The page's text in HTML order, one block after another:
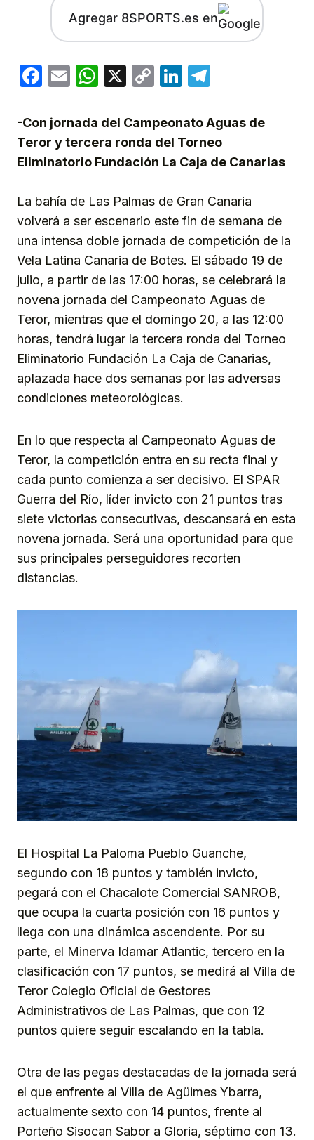
Agregar 8SPORTS.es en
Facebook
EmailWhatsApp
X
CopyLinkedIn
-Con jornada del Campeonato Aguas de
Teror y tercera ronda del Torneo
Eliminatorio Fundación La Caja de Canarias
La bahía de Las Palmas de Gran Canaria
volverá a ser escenario este fin de semana de
una intensa doble jornada de competición de la
Vela Latina Canaria de Botes. El sábado 19 de
julio, a partir de las 17:00 horas, se celebrará la
novena jornada del Campeonato Aguas de
Teror, mientras que el domingo 20, a las 12:00
horas, tendrá lugar la tercera ronda del Torneo
Eliminatorio Fundación La Caja de Canarias,
aplazada hace dos semanas por las adversas
condiciones meteorológicas.
En lo que respecta al Campeonato Aguas de
Teror, la competición entra en su recta final y
cada punto comienza a ser decisivo. El SPAR
Guerra del Río, líder invicto con 21 puntos tras
siete victorias consecutivas, descansará en esta
novena jornada. Será una oportunidad para que
sus principales perseguidores recorten
distancias.
El Hospital La Paloma Pueblo Guanche,
segundo con 18 puntos y también invicto,
pegará con el Chacalote Comercial SANROB,
que ocupa la cuarta posición con 16 puntos y
llega con una dinámica ascendente. Por su
parte, el Minerva Idamar Atlantic, tercero en la
clasificación con 17 puntos, se medirá al Villa de
Teror Colegio Oficial de Gestores
Administrativos de Las Palmas, que con 12
puntos quiere seguir escalando en la tabla.
Otra de las pegas destacadas de la jornada será
el que enfrente al Villa de Agüimes Ybarra,
actualmente sexto con 14 puntos, frente al
Porteño Sisocan Sabor a Gloria, séptimo con 13.